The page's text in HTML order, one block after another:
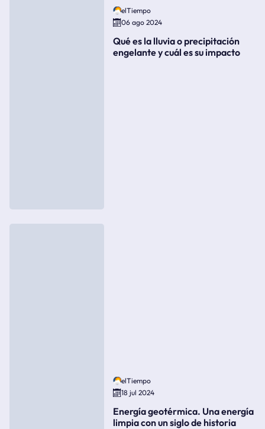
elTiempo
06 ago 2024
Qué es la lluvia o precipitación
engelante y cuál es su impacto
elTiempo
18 jul 2024
Energía geotérmica. Una energía
limpia con un siglo de historia